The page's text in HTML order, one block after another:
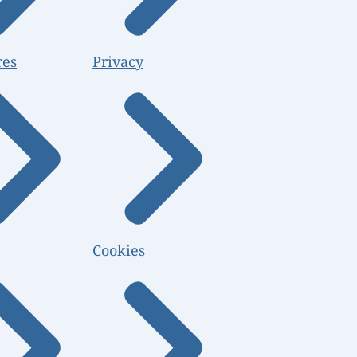
Privacy
Cookies